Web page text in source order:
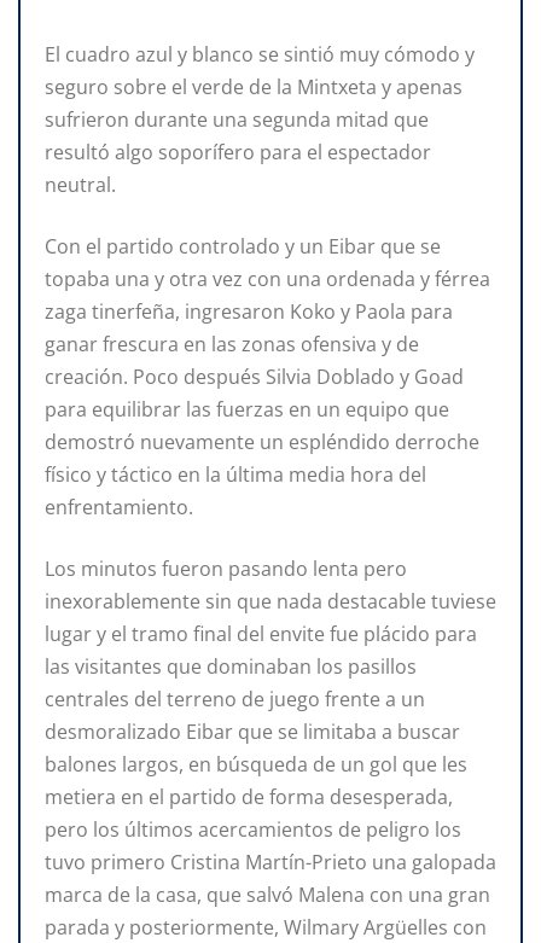
El cuadro azul y blanco se sintió muy cómodo y
seguro sobre el verde de la Mintxeta y apenas
sufrieron durante una segunda mitad que
resultó algo soporífero para el espectador
neutral.
Con el partido controlado y un Eibar que se
topaba una y otra vez con una ordenada y férrea
zaga tinerfeña, ingresaron Koko y Paola para
ganar frescura en las zonas ofensiva y de
creación. Poco después Silvia Doblado y Goad
para equilibrar las fuerzas en un equipo que
demostró nuevamente un espléndido derroche
físico y táctico en la última media hora del
enfrentamiento.
Los minutos fueron pasando lenta pero
inexorablemente sin que nada destacable tuviese
lugar y el tramo final del envite fue plácido para
las visitantes que dominaban los pasillos
centrales del terreno de juego frente a un
desmoralizado Eibar que se limitaba a buscar
balones largos, en búsqueda de un gol que les
metiera en el partido de forma desesperada,
pero los últimos acercamientos de peligro los
tuvo primero Cristina Martín-Prieto una galopada
marca de la casa, que salvó Malena con una gran
parada y posteriormente, Wilmary Argüelles con